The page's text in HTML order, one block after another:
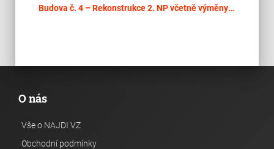
Budova č. 4 – Rekonstrukce 2. NP včetně výměny oken, zateplení a fasády
O nás
Vše o NAJDI VZ
Obchodní podmínky